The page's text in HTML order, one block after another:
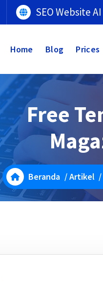
SEO Website AI
Home Blog Prices
Free
Beranda /Artikel /